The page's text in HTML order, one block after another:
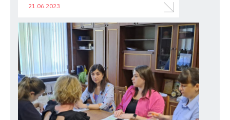
21.06.2023